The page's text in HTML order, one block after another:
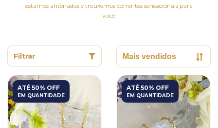
estamos antenados e trouxemos correntes sensacionais para
você.
Filtrar
ATÉ 50% OFF
EM QUANTIDADE
ATÉ 50% OFF
EM QUANTIDADE